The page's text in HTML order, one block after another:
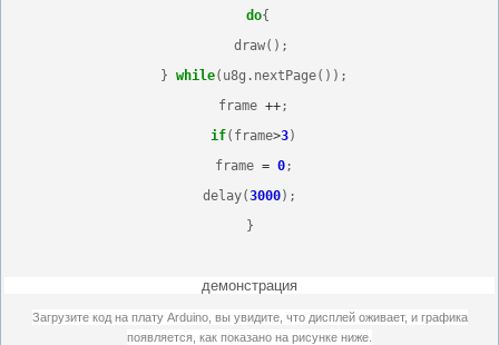
do{
draw();
} while(u8g.nextPage());
frame ++;
if(frame>3)
frame = 0;
delay(3000);
}
демонстрация
Загрузите код на плату Arduino, вы увидите, что дисплей оживает, и графика
появляется, как показано на рисунке ниже.